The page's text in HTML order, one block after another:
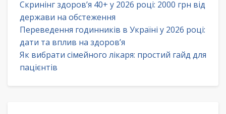
Скринінг здоров’я 40+ у 2026 році: 2000 грн від
держави на обстеження
Переведення годинників в Україні у 2026 році:
дати та вплив на здоров’я
Як вибрати сімейного лікаря: простий гайд для
пацієнтів